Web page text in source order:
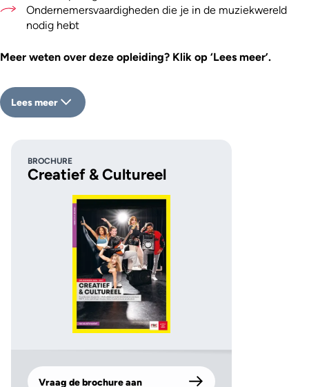
Ondernemersvaardigheden die je in de muziekwereld
nodig hebt
Meer weten over deze opleiding? Klik op ‘Lees meer’.
Lees meer
BROCHURE
Creatief & Cultureel
Vraag de brochure aan